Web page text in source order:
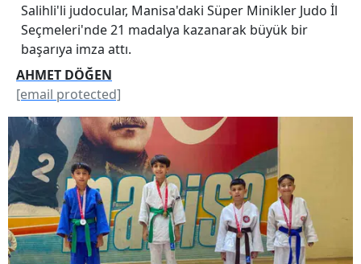
Salihli'li judocular, Manisa'daki Süper Minikler Judo İl
Seçmeleri'nde 21 madalya kazanarak büyük bir
başarıya imza attı.
AHMET DÖĞEN
[email protected]